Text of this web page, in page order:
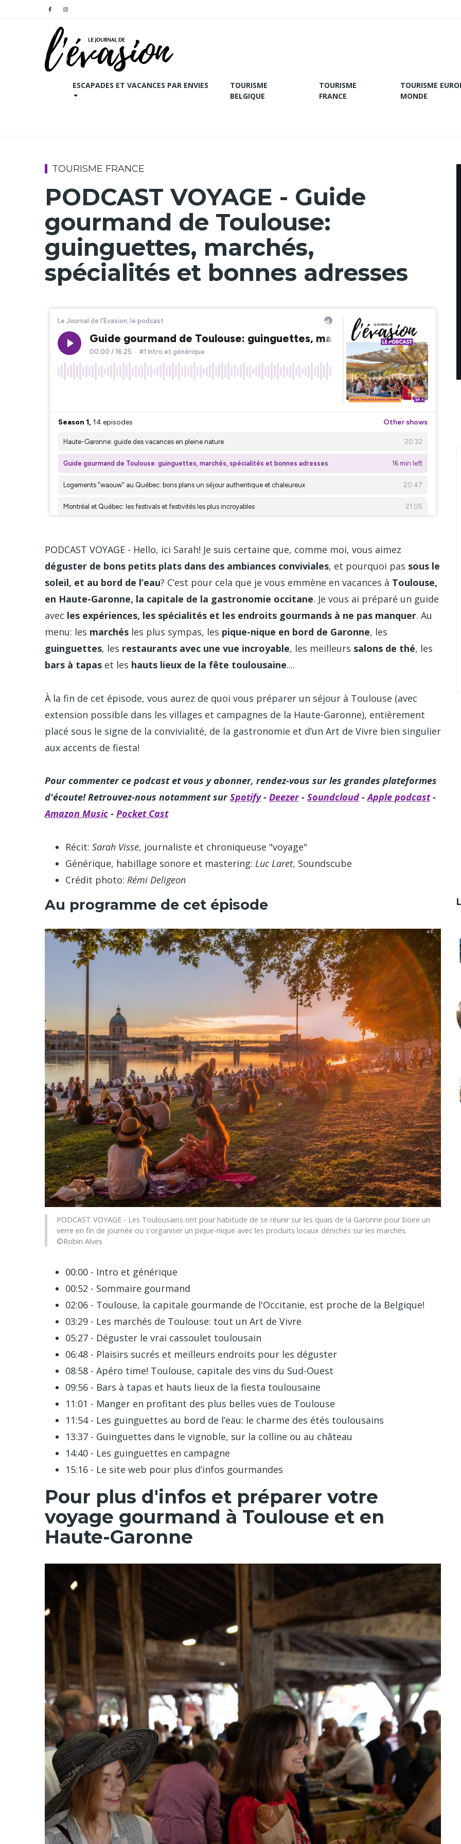
ESCAPADES ET VACANCES PAR ENVIES
TOURISME
BELGIQUE
TOURISME
FRANCE
TOURISME
MONDE
TOURISME FRANCE
PODCAST VOYAGE - Guide
gourmand de Toulouse:
guinguettes, marchés,
spécialités et bonnes adresses
PODCAST VOYAGE - Hello, ici Sarah! Je suis certaine que, comme moi, vous aimez
déguster de bons petits plats dans des ambiances conviviales, et pourquoi pas sous le
soleil, et au bord de l’eau? C’est pour cela que je vous emmène en vacances à Toulouse,
en Haute-Garonne, la capitale de la gastronomie occitane. Je vous ai préparé un guide
avec les expériences, les spécialités et les endroits gourmands à ne pas manquer. Au
menu: les marchés les plus sympas, les pique-nique en bord de Garonne, les
guinguettes, les restaurants avec une vue incroyable, les meilleurs salons de thé, les
bars à tapas et les hauts lieux de la fête toulousaine....
À la fin de cet épisode, vous aurez de quoi vous préparer un séjour à Toulouse (avec
extension possible dans les villages et campagnes de la Haute-Garonne), entièrement
placé sous le signe de la convivialité, de la gastronomie et d’un Art de Vivre bien singulier
aux accents de fiesta!
Pour commenter ce podcast et vous y abonner, rendez-vous sur les grandes plateformes
d'écoute! Retrouvez-nous notamment sur Spotify- Deezer- Soundcloud -Apple podcast-
Amazon Music - Pocket Cast
Récit: Sarah Visse, journaliste et chroniqueuse "voyage"
Générique, habillage sonore et mastering: Luc Laret, Soundscube
Crédit photo: Rémi Deligeon
Au programme de cet épisode
PODCAST VOYAGE - Les Toulousains ont pour habitude de se réunir sur les quais de la Garonne pour boire un
verre en fin de journée ou s'organiser un pique-nique avec les produits locaux dénichés sur les marchés.
©Robin Alves
00:00 - Intro et générique
00:52 - Sommaire gourmand
02:06 - Toulouse, la capitale gourmande de l'Occitanie, est proche de la Belgique!
03:29 - Les marchés de Toulouse: tout un Art de Vivre
05:27 - Déguster le vrai cassoulet toulousain
06:48 - Plaisirs sucrés et meilleurs endroits pour les déguster
08:58 - Apéro time! Toulouse, capitale des vins du Sud-Ouest
09:56 - Bars à tapas et hauts lieux de la fiesta toulousaine
11:01 - Manger en profitant des plus belles vues de Toulouse
11:54 - Les guinguettes au bord de l’eau: le charme des étés toulousains
13:37 - Guinguettes dans le vignoble, sur la colline ou au château
14:40 - Les guinguettes en campagne
15:16 - Le site web pour plus d’infos gourmandes
Pour plus d'infos et préparer votre
voyage gourmand à Toulouse et en
Haute-Garonne